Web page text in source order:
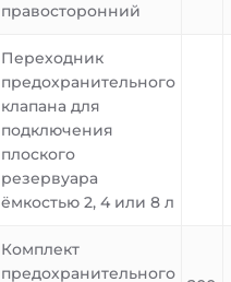
правосторонний
Переходник
предохранительного
клапана для
подключения
плоского
резервуара
ёмкостью 2, 4 или 8 л
Комплект
предохранительного